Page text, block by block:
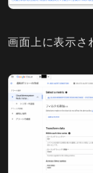
画面上に表示さ